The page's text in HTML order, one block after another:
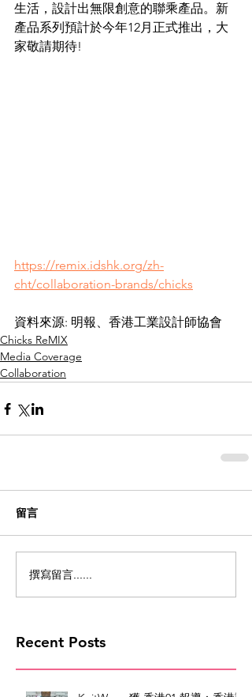
生活，設計出無限創意的聯乘產品。新
產品系列預計於今年12月正式推出，大
家敬請期待!
https://remix.idshk.org/zh-
cht/collaboration-brands/chicks
資料來源: 明報、香港工業設計師協會
Chicks ReMIX
Media Coverage
Collaboration
留言
撰寫留言......
Recent Posts